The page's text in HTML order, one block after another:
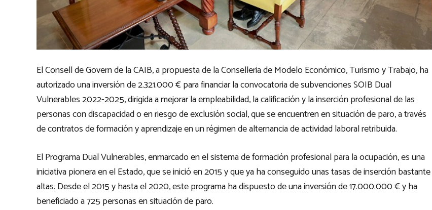
El Consell de Govern de la CAIB, a propuesta de la Conselleria de Modelo Económico, Turismo y Trabajo, ha
autorizado una inversión de 2.321.000 € para financiar la convocatoria de subvenciones SOIB Dual
Vulnerables 2022-2025, dirigida a mejorar la empleabilidad, la calificación y la inserción profesional de las
personas con discapacidad o en riesgo de exclusión social, que se encuentren en situación de paro, a través
de contratos de formación y aprendizaje en un régimen de alternancia de actividad laboral retribuida.
El Programa Dual Vulnerables, enmarcado en el sistema de formación profesional para la ocupación, es una
iniciativa pionera en el Estado, que se inició en 2015 y que ya ha conseguido unas tasas de inserción bastante
altas. Desde el 2015 y hasta el 2020, este programa ha dispuesto de una inversión de 17.000.000 € y ha
beneficiado a 725 personas en situación de paro.